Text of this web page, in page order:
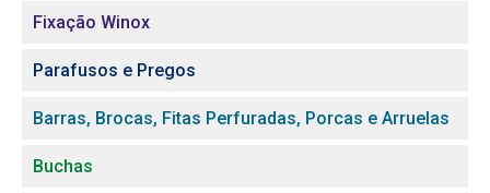
Fixação Winox
Parafusos e Pregos
Barras, Brocas, Fitas Perfuradas, Porcas e Arruelas
Buchas